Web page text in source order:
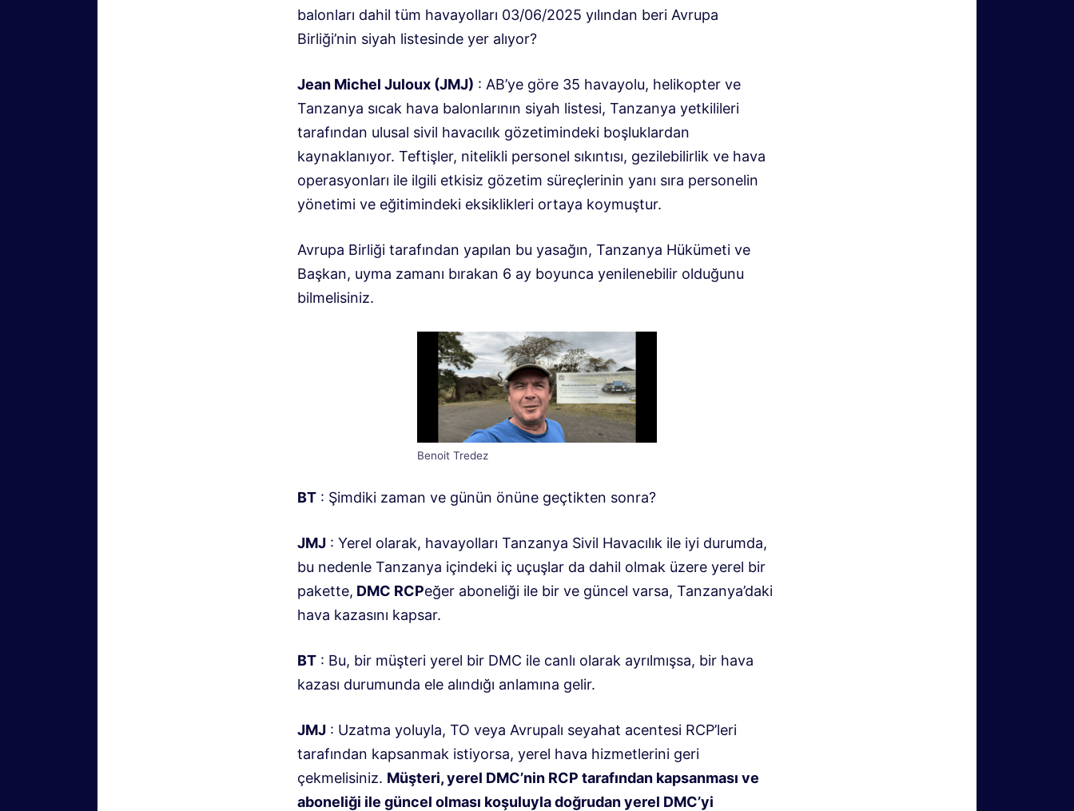
balonları dahil tüm havayolları 03/06/2025 yılından beri Avrupa
Birliği’nin siyah listesinde yer alıyor?
Jean Michel Juloux (JMJ) : AB’ye göre 35 havayolu, helikopter ve
Tanzanya sıcak hava balonlarının siyah listesi, Tanzanya yetkilileri
tarafından ulusal sivil havacılık gözetimindeki boşluklardan
kaynaklanıyor. Teftişler, nitelikli personel sıkıntısı, gezilebilirlik ve hava
operasyonları ile ilgili etkisiz gözetim süreçlerinin yanı sıra personelin
yönetimi ve eğitimindeki eksiklikleri ortaya koymuştur.
Avrupa Birliği tarafından yapılan bu yasağın, Tanzanya Hükümeti ve
Başkan, uyma zamanı bırakan 6 ay boyunca yenilenebilir olduğunu
bilmelisiniz.
Benoit Tredez
BT : Şimdiki zaman ve günün önüne geçtikten sonra?
JMJ : Yerel olarak, havayolları Tanzanya Sivil Havacılık ile iyi durumda,
bu nedenle Tanzanya içindeki iç uçuşlar da dahil olmak üzere yerel bir
pakette, DMC RCPeğer aboneliği ile bir ve güncel varsa, Tanzanya’daki
hava kazasını kapsar.
BT : Bu, bir müşteri yerel bir DMC ile canlı olarak ayrılmışsa, bir hava
kazası durumunda ele alındığı anlamına gelir.
JMJ : Uzatma yoluyla, TO veya Avrupalı ​​seyahat acentesi RCP’leri
tarafından kapsanmak istiyorsa, yerel hava hizmetlerini geri
çekmelisiniz. Müşteri, yerel DMC’nin RCP tarafından kapsanması ve
aboneliği ile güncel olması koşuluyla doğrudan yerel DMC’yi